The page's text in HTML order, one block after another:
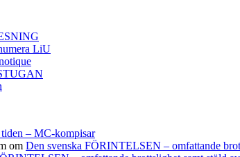
LiU
– MC-kompisar
om Den svenska FÖRINTELSEN – omfattande